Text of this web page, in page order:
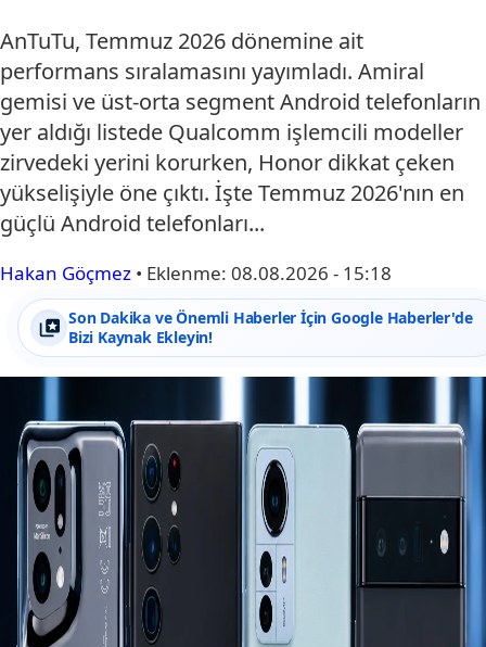
AnTuTu, Temmuz 2026 dönemine ait
performans sıralamasını yayımladı. Amiral
gemisi ve üst-orta segment Android telefonların
yer aldığı listede Qualcomm işlemcili modeller
zirvedeki yerini korurken, Honor dikkat çeken
yükselişiyle öne çıktı. İşte Temmuz 2026'nın en
güçlü Android telefonları...
Hakan Göçmez • Eklenme: 08.08.2026 - 15:18
Son Dakika ve Önemli Haberler İçin Google Haberler'de
Bizi Kaynak Ekleyin!